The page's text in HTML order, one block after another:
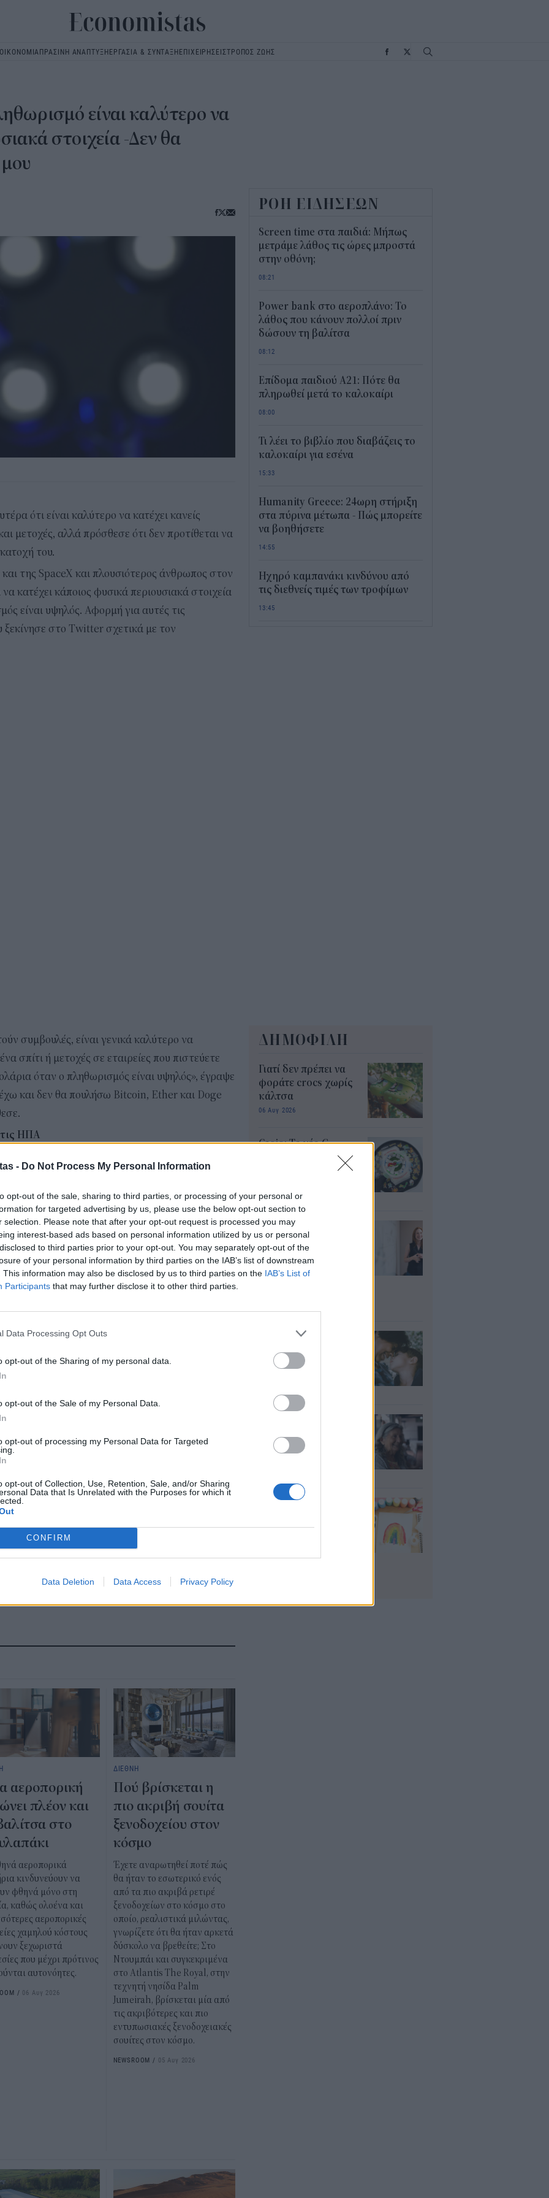
- Do Not Process My Personal Information
opt-out of the sale, sharing to third parties, or processing of your personal or
for targeted advertising by us, please use the below opt-out section to
selection. Please note that after your opt-out request is processed you may
interest-based ads based on personal information utilized by us or personal
to third parties prior to your opt-out. You may separately opt-out of the
of your personal information by third parties on the IAB’s list of downstream
This information may also be disclosed by us to third parties on the IAB’s List of
Participants that may further disclose it to other third parties.
Data Processing Opt Outs
opt-out of the Sharing of my personal data.
opt-out of the Sale of my Personal Data.
opt-out of processing my Personal Data for Targeted
opt-out of Collection, Use, Retention, Sale, and/or Sharing
Data that Is Unrelated with the Purposes for which it
CONFIRM
Data Deletion Data Access Privacy Policy
ΟΙΚΟΝΟΜΙΑΠΡΑΣΙΝΗ ΑΝΑΠΤΥΞΗΕΡΓΑΣΙΑ & ΣΥΝΤΑΞΗΕΠΙΧΕΙΡΗΣΕΙΣΤΡΟΠΟΣ ΖΩΗΣ
είναι καλύτερο να
στοιχεία -Δεν θα
ότι είναι καλύτερο να κατέχει κανείς
μετοχές, αλλά πρόσθεσε ότι δεν προτίθεται να
του.
της SpaceX και πλουσιότερος άνθρωπος στον
κατέχει κάποιος φυσικά περιουσιακά στοιχεία
είναι υψηλός. Αφορμή για αυτές τις
στο Twitter σχετικά με τον
συμβουλές, είναι γενικά καλύτερο να
σπίτι ή μετοχές σε εταιρείες που πιστεύετε
όταν ο πληθωρισμός είναι υψηλός», έγραψε
και δεν θα πουλήσω Bitcoin, Ether και Doge
ΗΠΑ
7,9% σε ετήσια βάση τον Φεβρουάριο.
από το 1982, σύμφωνα με το Γραφείο
η Space X «έβλεπαν σημαντικές πληθωριστικές
δήλωσε ο Μασκ.
ότι σκοπεύει να πουλήσει «σχεδόν
του χαρτοφυλακίου
δολαρίων. Μάλιστα, τον Δεκέμβριο του 2021
στην κατοχή του.
είναι υπέρμαχος των κρυπτονομισμάτων, αν
επιφυλάξεις του. Έχει εκφραστεί πολλές φορές
έχει συζητήσει τα πλεονεκτήματα των crypto
της τεχνολογικής βιομηχανίας.
περίπου 1,5 δισεκατομμυρίων δολαρίων
ως αντιστάθμισμα έναντι του
έχει πέσει περίπου 35% φέτος,
Μασκ κατά περίπου ένα τέταρτο. Ωστόσο
άνθρωπος στον κόσμο, με καθαρή αξία περίπου
με τον δείκτη Bloomberg Billionaires
Google Newsκαι μάθετε πρώτοι όλες τις ειδήσεις
την Ελλάδα και τον Κόσμο, στο
αεροπορική
πλέον και
στο
αεροπορικά
κινδυνεύουν να
φθηνά μόνο στη
καθώς ολοένα και
αεροπορικές
χαμηλού κόστους
ξεχωριστά
που μέχρι πρότινος
αυτονόητες.
/ 06 Αυγ 2026
ΔΙΕΘΝΗ
Πού βρίσκεται η
πιο ακριβή σουίτα
ξενοδοχείου στον
κόσμο
Έχετε αναρωτηθεί ποτέ πώς
θα ήταν το εσωτερικό ενός
από τα πιο ακριβά ρετιρέ
ξενοδοχείων στο κόσμο στο
οποίο, ρεαλιστικά μιλώντας,
γνωρίζετε ότι θα ήταν αρκετά
δύσκολο να βρεθείτε; Στο
Ντουμπάι και συγκεκριμένα
στο Atlantis The Royal, στην
τεχνητή νησίδα Palm
Jumeirah, βρίσκεται μία από
τις ακριβότερες και πιο
εντυπωσιακές ξενοδοχειακές
σουίτες στον κόσμο.
NEWSROOM / 05 Αυγ 2026
ΡΟΗ ΕΙΔΗΣΕΩΝ
Screen time στα παιδιά: Μήπως
μετράμε λάθος τις ώρες μπροστά
στην οθόνη;
08:21
Power bank στο αεροπλάνο: Το
λάθος που κάνουν πολλοί πριν
δώσουν τη βαλίτσα
08:12
Επίδομα παιδιού Α21: Πότε θα
πληρωθεί μετά το καλοκαίρι
08:00
Τι λέει το βιβλίο που διαβάζεις το
καλοκαίρι για εσένα
15:33
Humanity Greece: 24ωρη στήριξη
στα πύρινα μέτωπα - Πώς μπορείτε
να βοηθήσετε
14:55
Ηχηρό καμπανάκι κινδύνου από
τις διεθνείς τιμές των τροφίμων
13:45
ΔΗΜΟΦΙΛΗ
Γιατί δεν πρέπει να
φοράτε crocs χωρίς
κάλτσα
06 Αυγ 2026
Casio: Το νέο G-
SHOCK Pokémon για
06 Αυγ 2026
Διορισμοί
εκπαιδευτικών 2026:
Πότε βγαίνουν τα
ονόματα και τι
ΔΥΠΑ: Επίδομα
περίπου 758 ευρώ
για δύο μήνες – Ποιοι
Ποιοι θα δουν
διπλάσιο ποσό τέλος
Πότε αναμένονται τα
αποτελέσματα για τα